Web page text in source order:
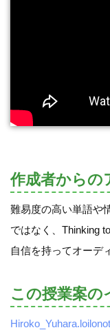
作成者からの
難易度の高い単語や
ではなく、Thinking
自信を持ってオーデ
この授業案の